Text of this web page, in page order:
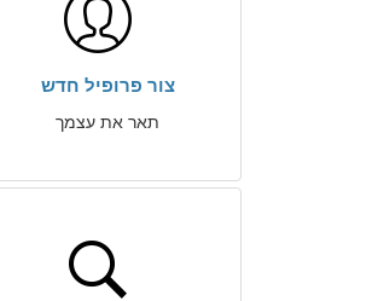
צור פרופיל חדש
תאר את עצמך